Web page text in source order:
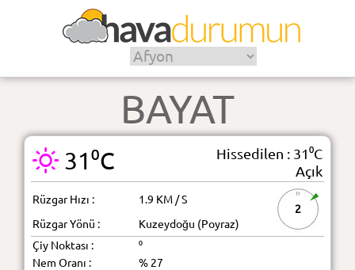
BAYAT
31⁰C
Hissedilen : 31⁰C
Açık
Rüzgar Hızı : 1.9 KM / S
2
Rüzgar Yönü :
Kuzeydoğu (Poyraz)
Çiy Noktası :
⁰
Nem Oranı :
% 27